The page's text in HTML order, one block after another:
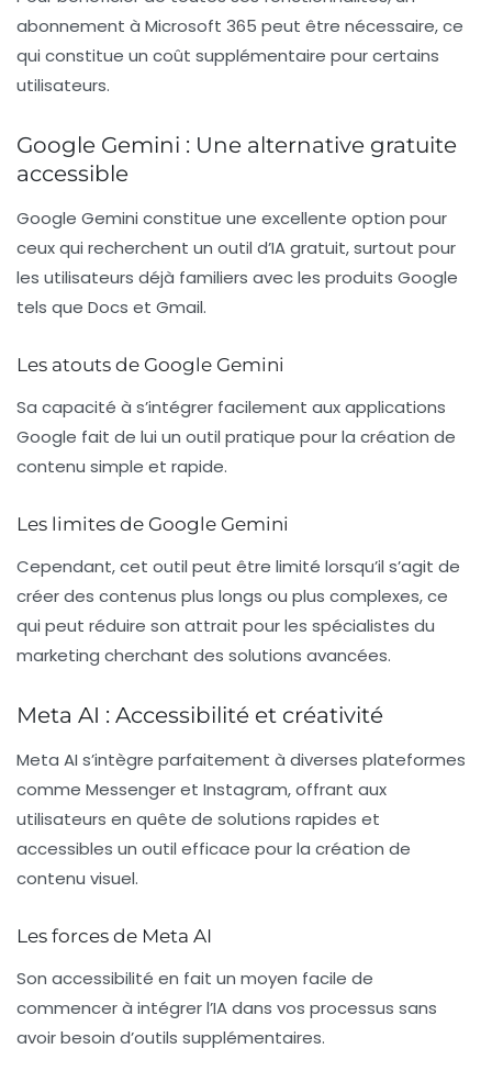
abonnement à Microsoft 365 peut être nécessaire, ce
qui constitue un coût supplémentaire pour certains
utilisateurs.
Google Gemini : Une alternative gratuite
accessible
Google Gemini constitue une excellente option pour
ceux qui recherchent un outil d’IA gratuit, surtout pour
les utilisateurs déjà familiers avec les produits Google
tels que Docs et Gmail.
Les atouts de Google Gemini
Sa capacité à s’intégrer facilement aux applications
Google fait de lui un outil pratique pour la création de
contenu simple et rapide.
Les limites de Google Gemini
Cependant, cet outil peut être limité lorsqu’il s’agit de
créer des contenus plus longs ou plus complexes, ce
qui peut réduire son attrait pour les spécialistes du
marketing cherchant des solutions avancées.
Meta AI : Accessibilité et créativité
Meta AI s’intègre parfaitement à diverses plateformes
comme Messenger et Instagram, offrant aux
utilisateurs en quête de solutions rapides et
accessibles un outil efficace pour la création de
contenu visuel.
Les forces de Meta AI
Son accessibilité en fait un moyen facile de
commencer à intégrer l’IA dans vos processus sans
avoir besoin d’outils supplémentaires.